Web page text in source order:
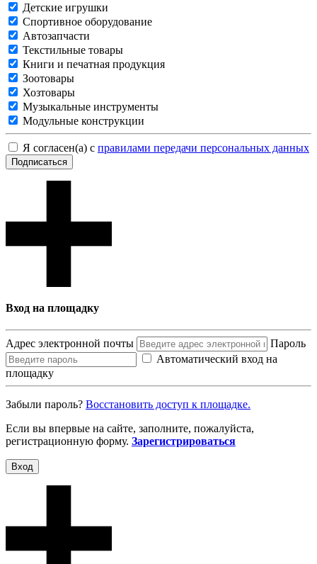
Детские игрушки
Спортивное оборудование
Автозапчасти
Текстильные товары
Книги и печатная продукция
Зоотовары
Хозтовары
Музыкальные инструменты
Модульные конструкции
Я согласен(а) с правилами передачи персональных данных
Подписаться
Вход на площадку
Адрес электронной почты
Пароль
Автоматический вход на
площадку
Забыли пароль? Восcтановить доступ к площадке.
Если вы впервые на сайте, заполните, пожалуйста,
регистрационную форму. Зарегистрироваться
Вход